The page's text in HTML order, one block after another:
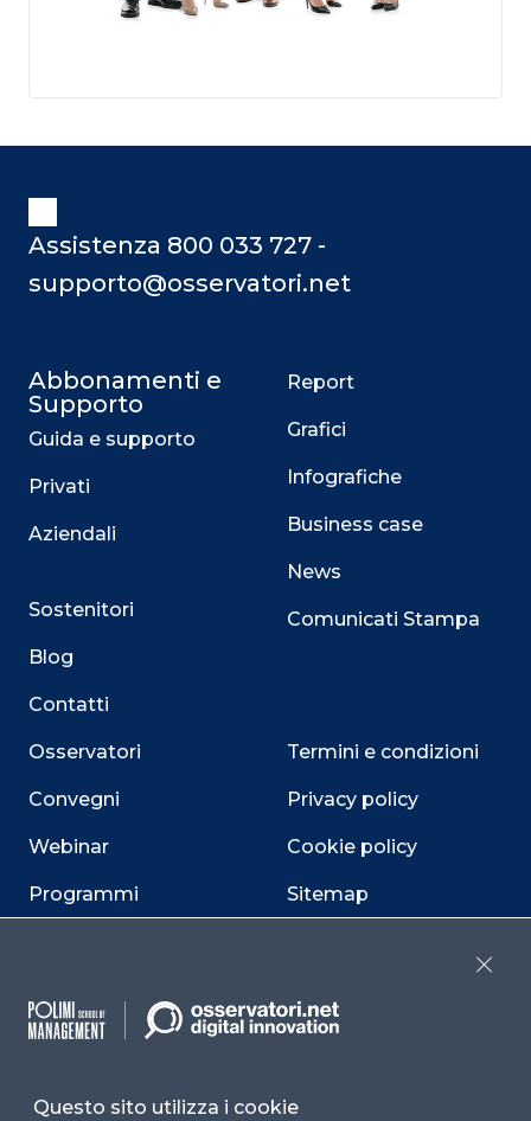
Assistenza 800 033 727 -
supporto@osservatori.net
Abbonamenti e
Supporto
Guida e supporto
Privati
Aziendali
Sostenitori
Blog
Contatti
Osservatori
Convegni
Webinar
Programmi
Report
Grafici
Infografiche
Business case
News
Comunicati Stampa
Termini e condizioni
Privacy policy
Cookie policy
Sitemap
Cookie Center
Questo sito utilizza i cookie